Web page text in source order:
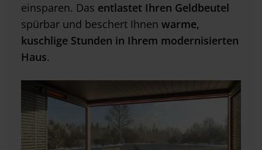
einsparen. Das entlastet Ihren Geldbeutel
spürbar und beschert Ihnen warme,
kuschlige Stunden in Ihrem modernisierten
Haus.